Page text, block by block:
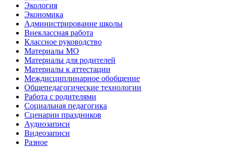
Экология
Экономика
Администрирование школы
Внеклассная работа
Классное руководство
Материалы МО
Материалы для родителей
Материалы к аттестации
Междисциплинарное обобщение
Общепедагогические технологии
Работа с родителями
Социальная педагогика
Сценарии праздников
Аудиозаписи
Видеозаписи
Разное